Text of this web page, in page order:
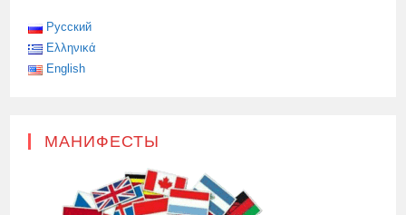
Русский
Ελληνικά
English
МАНИФЕСТЫ